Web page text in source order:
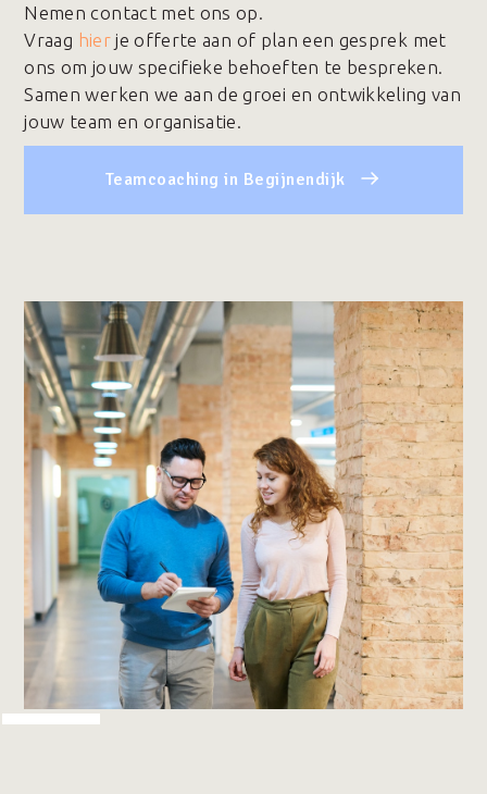
Nemen contact met ons op.
Vraag hierje offerte aan of plan een gesprek met
ons om jouw specifieke behoeften te bespreken.
Samen werken we aan de groei en ontwikkeling van
jouw team en organisatie.
Teamcoaching in Begijnendijk